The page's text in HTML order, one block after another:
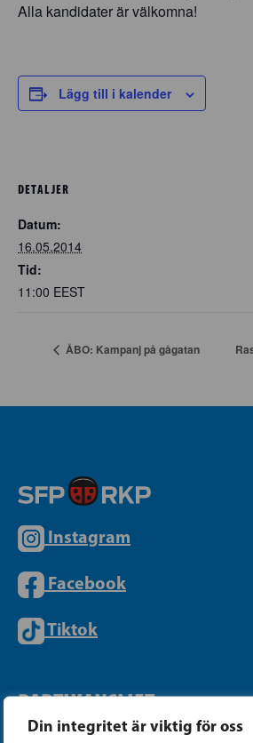
Din integritet är viktig för oss
Alla kandidater är välkomna!
Lägg till i kalender
DETALJER
Datum:
16.05.2014
Tid:
11:00 EEST
ÅBO: Kampanj på gågatan
Instagram
Facebook
Tiktok
PARTIKANSLIET